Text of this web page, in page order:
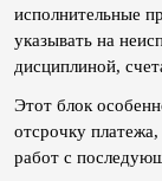
исполнительные
указывать на
дисциплиной,
Этот блок
отсрочку
работ с